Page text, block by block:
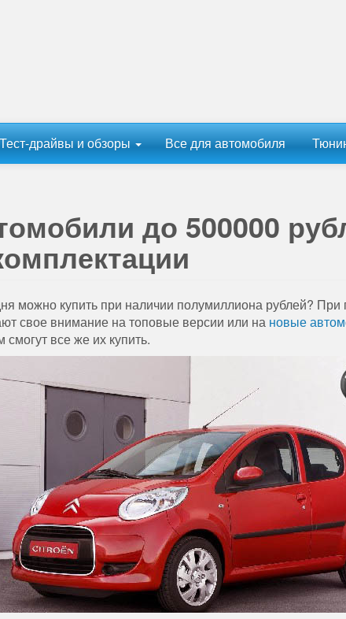
драйвы и обзоры Все для автомобиля
до 500000
можно купить при наличии полумиллиона рублей? При
свое внимание на топовые версии или на новые
все же их купить.